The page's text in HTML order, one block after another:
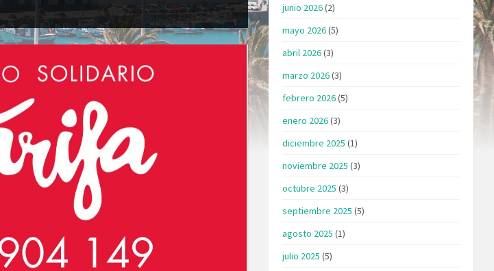
junio 2026(2)
mayo 2026(5)
abril 2026(3)
marzo 2026(3)
febrero 2026(5)
enero 2026(3)
diciembre 2025 (1)
noviembre 2025 (3)
octubre 2025 (3)
septiembre 2025 (5)
agosto 2025 (1)
julio 2025 (5)